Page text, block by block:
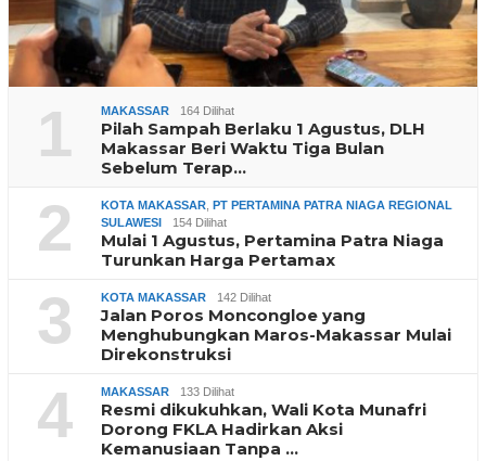
1 MAKASSAR 164 Dilihat
Pilah Sampah Berlaku 1 Agustus, DLH
Makassar Beri Waktu Tiga Bulan
Sebelum Terap…
2 KOTA MAKASSAR, PT PERTAMINA PATRA NIAGA REGIONAL
SULAWESI
154 Dilihat
Mulai 1 Agustus, Pertamina Patra Niaga
Turunkan Harga Pertamax
3 KOTA MAKASSAR 142 Dilihat
Jalan Poros Moncongloe yang
Menghubungkan Maros-Makassar Mulai
Direkonstruksi
4 MAKASSAR 133 Dilihat
Resmi dikukuhkan, Wali Kota Munafri
Dorong FKLA Hadirkan Aksi
Kemanusiaan Tanpa …